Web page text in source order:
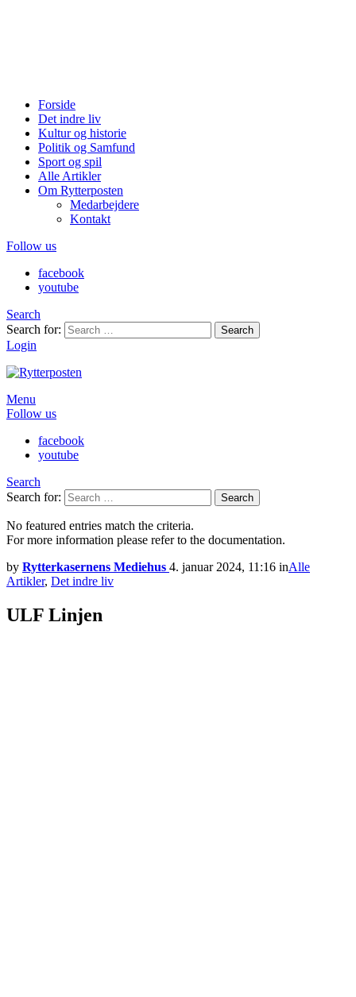
Forside
Det indre liv
Kultur og historie
Politik og Samfund
Sport og spil
Alle Artikler
Om Rytterposten
Medarbejdere
Kontakt
Follow us
facebook
youtube
Search
Search for:
Search
Login
Menu
Follow us
facebook
youtube
Search
Search for:
Search
No featured entries match the criteria.
For more information please refer to the documentation.
by Rytterkasernens Mediehus 4. januar 2024, 11:16 inAlle
Artikler, Det indre liv
ULF Linjen